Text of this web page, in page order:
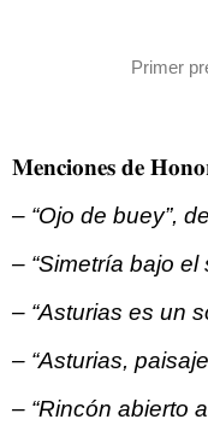
Primer
𝐌𝐞𝐧𝐜𝐢𝐨𝐧𝐞𝐬 𝐝𝐞
– “Ojo de buey”,
– “Simetría bajo
– “Asturias es un
– “Asturias,
– “Rincón abierto